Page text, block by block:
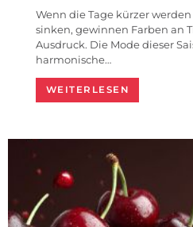
Wenn die Tage kürzer
sinken, gewinnen Farben an
Ausdruck. Die Mode dieser
harmonische…
WEITERLESEN